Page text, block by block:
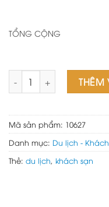
TỔNG CỘNG
Theme wordpress
Mã sản phẩm: 10627
Danh mục: Du lịch -
Thẻ: du lịch, khách sạn